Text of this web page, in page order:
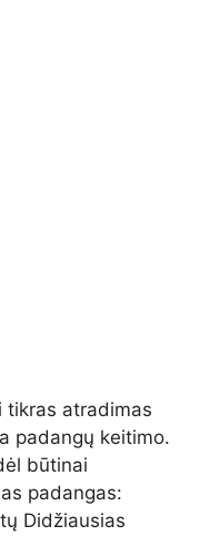
tikras atradimas
padangų keitimo.
būtinai
padangas:
Didžiausias